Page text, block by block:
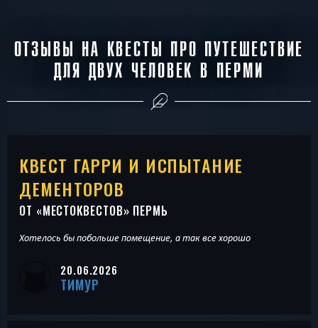
ОТЗЫВЫ НА КВЕСТЫ ПРО ПУТЕШЕСТВИЕ
ДЛЯ ДВУХ ЧЕЛОВЕК В ПЕРМИ
КВЕСТ ГАРРИ И ИСПЫТАНИЕ
ДЕМЕНТОРОВ
ОТ «МЕСТОКВЕСТОВ» ПЕРМЬ
Хотелось бы побольше помещение, а так все хорошо
20.06.2026
ТИМУР